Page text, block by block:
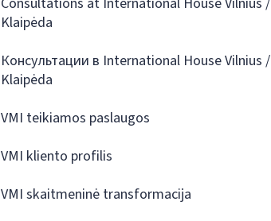
Klaipėda
Консультации в International House Vilnius /
Klaipėda
VMI teikiamos paslaugos
VMI kliento profilis
VMI skaitmeninė transformacija